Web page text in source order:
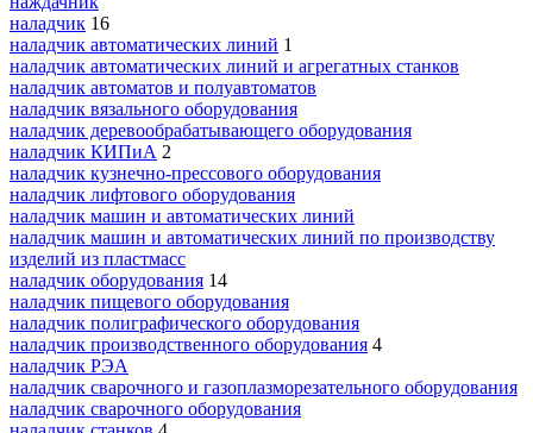
наладчик 16
наладчик автоматических линий 1
наладчик автоматических линий и агрегатных станков
наладчик автоматов и полуавтоматов
наладчик вязального оборудования
наладчик деревообрабатывающего оборудования
наладчик КИПиА 2
наладчик кузнечно-прессового оборудования
наладчик лифтового оборудования
наладчик машин и автоматических линий
наладчик машин и автоматических линий по производству
изделий из пластмасс
наладчик оборудования 14
наладчик пищевого оборудования
наладчик полиграфического оборудования
наладчик производственного оборудования 4
наладчик РЭА
наладчик сварочного и газоплазморезательного оборудования
наладчик сварочного оборудования